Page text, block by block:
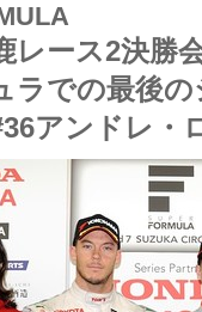
レース2決
ラでの最後
アンドレ・